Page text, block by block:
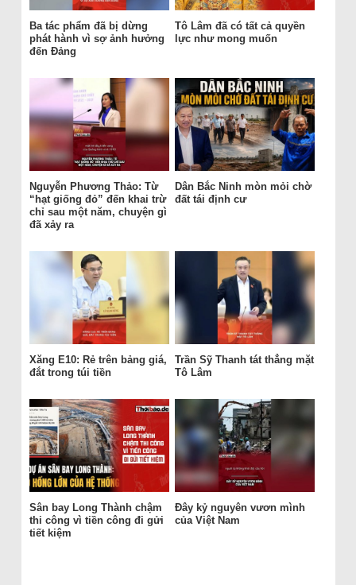
Ba tác phẩm đã bị dừng
phát hành vì sợ ảnh hưởng
đến Đảng
Tô Lâm đã có tất cả quyền
lực như mong muốn
Nguyễn Phương Thảo: Từ
“hạt giống đỏ” đến khai trừ
chỉ sau một năm, chuyện gì
đã xảy ra
Dân Bắc Ninh mòn mỏi chờ
đất tái định cư
Xăng E10: Rẻ trên bảng giá,
đắt trong túi tiền
Trần Sỹ Thanh tát thẳng mặt
Tô Lâm
Sân bay Long Thành chậm
thi công vì tiền công đi gửi
tiết kiệm
Đây kỷ nguyên vươn mình
của Việt Nam